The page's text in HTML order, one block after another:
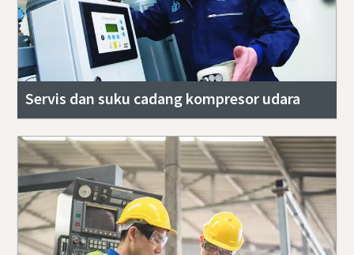
Servis dan suku cadang kompresor udara